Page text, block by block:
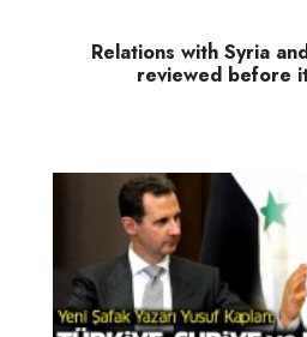
Relations with Syria
reviewed before